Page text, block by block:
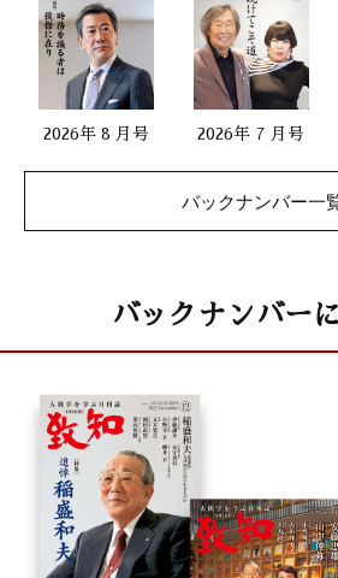
2026年 8 月号 2026年 7 月号
バックナンバー一
バックナンバー